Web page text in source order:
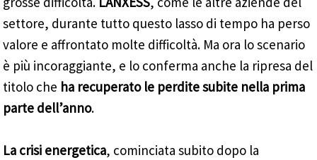
settore, durante tutto questo lasso di tempo ha perso
valore e affrontato molte difficoltà. Ma ora lo scenario
è più incoraggiante, e lo conferma anche la ripresa del
titolo che ha recuperato le perdite subite nella prima
parte dell’anno.
La crisi energetica, cominciata subito dopo la